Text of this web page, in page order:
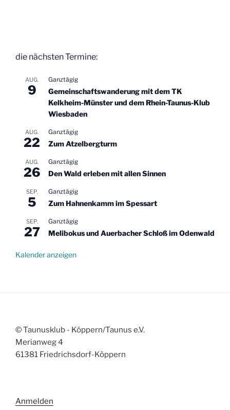
die nächsten Termine:
AUG.
9
Ganztägig
Gemeinschaftswanderung mit dem TK
Kelkheim-Münster und dem Rhein-Taunus-Klub
Wiesbaden
AUG.
22
Ganztägig
Zum Atzelbergturm
AUG.
26
Ganztägig
Den Wald erleben mit allen Sinnen
SEP.
5
Ganztägig
Zum Hahnenkamm im Spessart
SEP.
27
Ganztägig
Melibokus und Auerbacher Schloß im Odenwald
Kalender anzeigen
© Taunusklub - Köppern/Taunus e.V.
Merianweg 4
61381 Friedrichsdorf-Köppern
Anmelden